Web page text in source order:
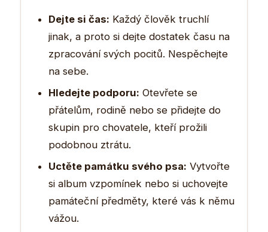
Dejte si čas: Každý člověk truchlí
jinak, a proto si dejte dostatek času na
zpracování svých pocitů. Nespěchejte
na sebe.
Hledejte podporu: Otevřete se
přátelům, rodině nebo se přidejte do
skupin pro chovatele, kteří prožili
podobnou ztrátu.
Uctěte památku svého psa: Vytvořte
si album vzpomínek nebo si uchovejte
památeční předměty, které vás k němu
vážou.